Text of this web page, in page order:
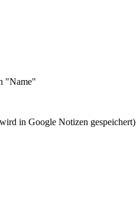
"Name"
in Google Notizen gespeichert)